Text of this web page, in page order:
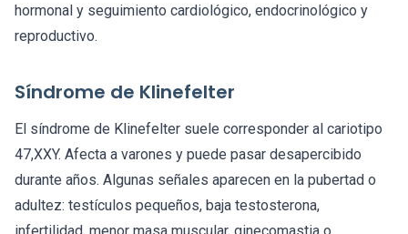
hormonal y seguimiento cardiológico, endocrinológico y
reproductivo.
Síndrome de Klinefelter
El síndrome de Klinefelter suele corresponder al cariotipo
47,XXY. Afecta a varones y puede pasar desapercibido
durante años. Algunas señales aparecen en la pubertad o
adultez: testículos pequeños, baja testosterona,